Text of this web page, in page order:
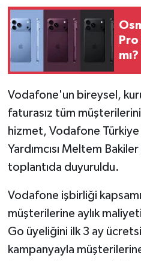
mı?
Vodafone'un bireysel,
faturasız tüm
hizmet, Vodafone Türkiye
Yardımcısı Meltem Bakiler
toplantıda duyuruldu.
Vodafone işbirliği
müşterilerine aylık
Go üyeliğini ilk 3 ay
kampanyayla